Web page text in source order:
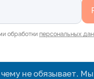
обработки персональных
не обязывает.